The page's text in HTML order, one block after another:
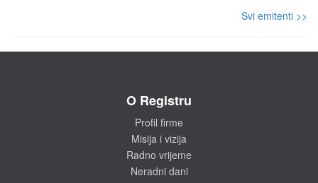
Svi emitenti >>
O Registru
Profil firme
Misija i vizija
Radno vrijeme
Neradni dani